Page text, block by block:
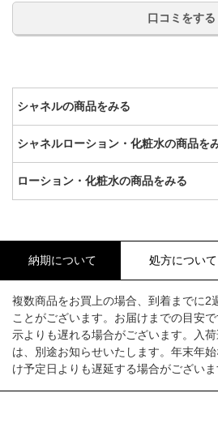
口コミをする
シャネルの商品をみる
シャネルローション・化粧水の商品を
ローション・化粧水の商品をみる
納期について 処方について
複数商品をお買上の場合、到着までに2
ことがございます。お届けまでの目安
示よりも遅れる場合がございます。入
は、別途お知らせいたします。年末年
け予定日よりも遅延する場合がございま